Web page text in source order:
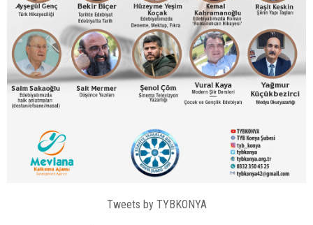
Tweets by TYBKONYA